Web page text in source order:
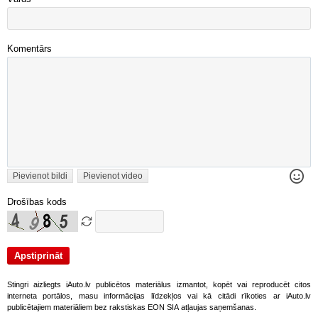
Komentārs
Pievienot bildi Pievienot video
Drošības kods
Stingri aizliegts iAuto.lv publicētos materiālus izmantot, kopēt vai reproducēt citos
interneta portālos, masu informācijas līdzekļos vai kā citādi rīkoties ar iAuto.lv
publicētajiem materiāliem bez rakstiskas EON SIA atļaujas saņemšanas.